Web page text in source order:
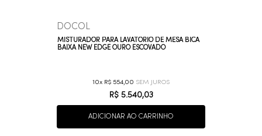
DOCOL
MISTURADOR PARA LAVATÓRIO DE MESA BICA
BAIXA NEW EDGE OURO ESCOVADO
10 R$ 554,00
R$ 5.540,03
ADICIONAR AO CARRINHO